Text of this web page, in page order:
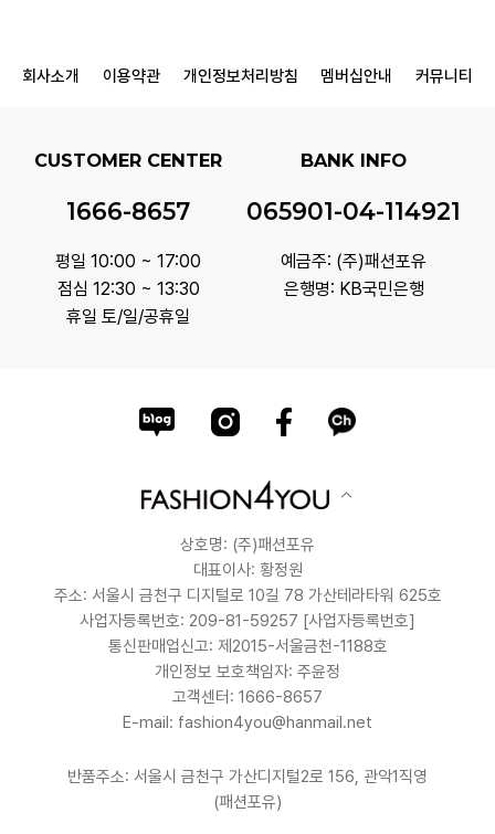
회사소개 이용약관 개인정보처리방침 멤버십안내 커뮤니티
CUSTOMER CENTER
1666-8657
평일 10:00 ~ 17:00
점심 12:30 ~ 13:30
휴일 토/일/공휴일
BANK INFO
065901-04-114921
예금주: (주)패션포유
은행명: KB국민은행
상호명: (주)패션포유
대표이사: 황정원
주소: 서울시 금천구 디지털로 10길 78 가산테라타워 625호
사업자등록번호: 209-81-59257 [사업자등록번호]
통신판매업신고: 제2015-서울금천-1188호
개인정보 보호책임자: 주윤정
고객센터: 1666-8657
E-mail: fashion4you@hanmail.net
반품주소: 서울시 금천구 가산디지털2로 156, 관악1직영
(패션포유)